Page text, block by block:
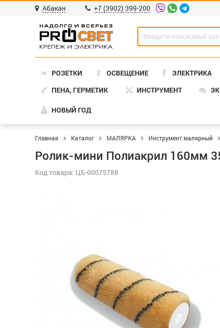
Абакан +7 (3902) 399-200
РОЗЕТКИ ОСВЕЩЕНИЕ ЭЛЕКТРИКА
ПЕНА, ГЕРМЕТИК
ИНСТРУМЕНТ
НОВЫЙ ГОД
Главная Каталог МАЛЯРКА Инструмент малярный
Ролик-мини Полиакрил 160мм
Код товара: ЦБ-00075788